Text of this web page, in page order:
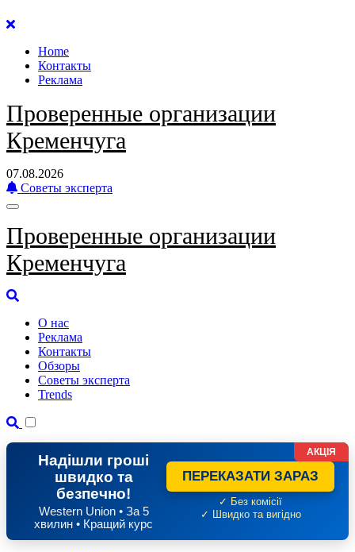
Перейти
содержанию
Home
Контакты
Реклама
Проверенные организации
Кременчуга
07.08.2026
Советы эксперта
Проверенные организации
Кременчуга
О нас
Реклама
Контакты
Обзоры
Советы эксперта
Trends
Надішли гроші
швидко та
безпечно!
Western Union • За 5
хвилин • Кращий курс
ПЕРЕКАЗАТИ ЗАРАЗ
✓ Без комісії
✓ Швидко та вигідно
АКЦІЯ